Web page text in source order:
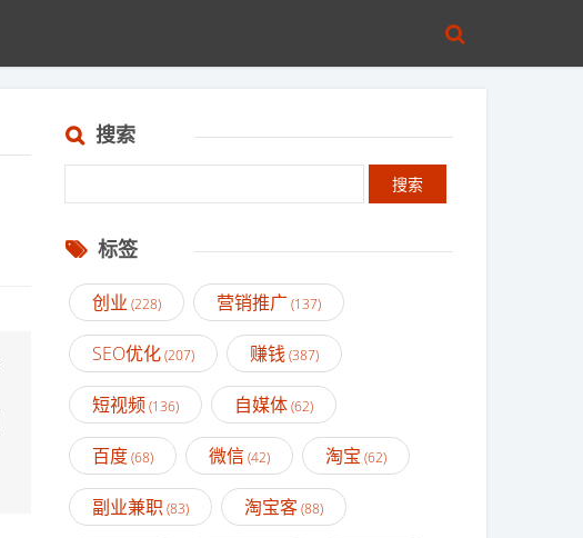
搜索
标签
创业 (228) 营销推广 (137)
SEO优化(207) 赚钱(387)
短视频(136) 自媒体(62)
百度(68) 微信(42) 淘宝 (62)
副业兼职 (83) 淘宝客(88)